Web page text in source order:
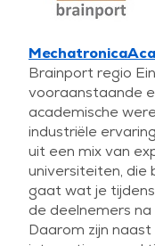
Mechatronica
Brainport regio
vooraanstaande
academische
industriële
uit een mix van
universiteiten, die
gaat wat je
de deelnemers
Daarom zijn